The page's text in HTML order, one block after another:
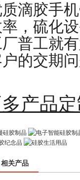
滴胶手
，硫化
普工就
的交期
多
相关产品